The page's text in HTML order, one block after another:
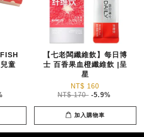
童
【七老闆纖維飲】每日博
士 百香果血橙纖維飲 |呈
星
NT$ 160
NT$ 170 -5.9%
加入購物車